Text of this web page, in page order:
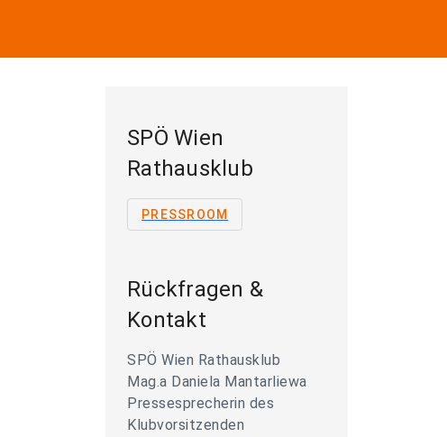
SPÖ Wien
Rathausklub
PRESSROOM
Rückfragen &
Kontakt
SPÖ Wien Rathausklub
Mag.a Daniela Mantarliewa
Pressesprecherin des
Klubvorsitzenden